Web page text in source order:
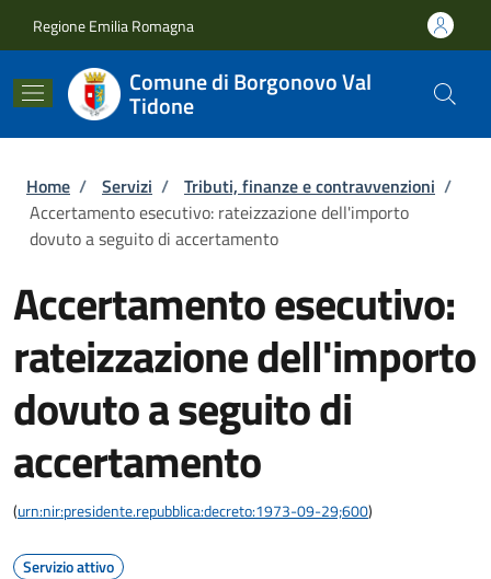
Regione Emilia Romagna
Comune di Borgonovo Val
Tidone
Briciole di pane
Home / Servizi / Tributi, finanze e contravvenzioni /
Accertamento esecutivo: rateizzazione dell'importo
dovuto a seguito di accertamento
Accertamento esecutivo:
rateizzazione dell'importo
dovuto a seguito di
accertamento
(urn:nir:presidente.repubblica:decreto:1973-09-29;600)
Servizio attivo